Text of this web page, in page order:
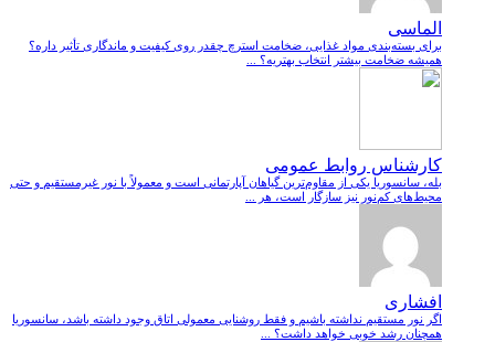
الماسی
برای بسته‌بندی مواد غذایی، ضخامت استرچ چقدر روی کیفیت و ماندگاری تأثیر داره؟
همیشه ضخامت بیشتر انتخاب بهتریه؟ ...
کارشناس روابط عمومی
بله، سانسوریا یکی از مقاوم‌ترین گیاهان آپارتمانی است و معمولاً با نور غیرمستقیم و حتی
محیط‌های کم‌نور نیز سازگار است، هر ...
افشاری
اگر نور مستقیم نداشته باشیم و فقط روشنایی معمولی اتاق وجود داشته باشد، سانسوریا
همچنان رشد خوبی خواهد داشت؟ ...